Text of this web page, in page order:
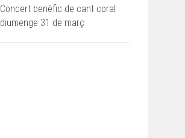
Concert benèfic de cant coral
diumenge 31 de març